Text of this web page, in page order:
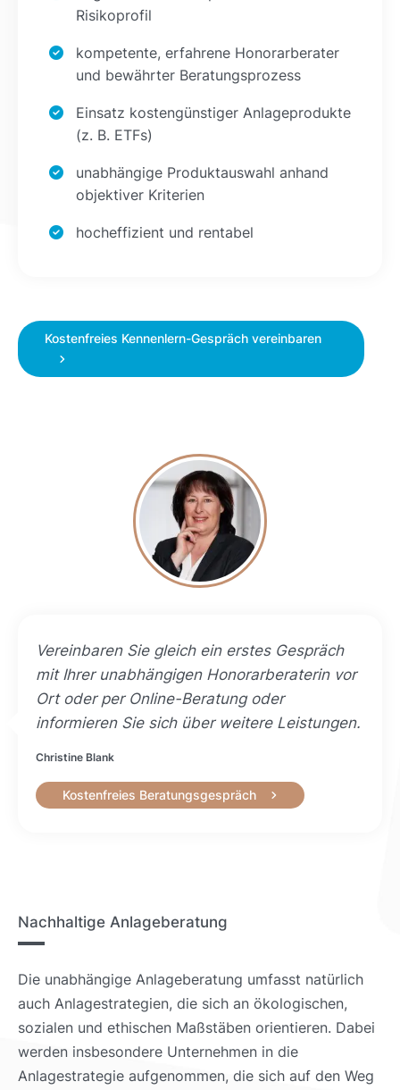
Risikoprofil
kompetente, erfahrene Honorarberater
und bewährter Beratungsprozess
Einsatz kostengünstiger Anlageprodukte
(z. B. ETFs)
unabhängige Produktauswahl anhand
objektiver Kriterien
hocheffizient und rentabel
Kostenfreies Kennenlern-Gespräch vereinbaren
Vereinbaren Sie gleich ein erstes Gespräch
mit Ihrer unabhängigen Honorarberaterin vor
Ort oder per Online-Beratung oder
informieren Sie sich über weitere Leistungen.
Christine Blank
Kostenfreies Beratungsgespräch
Nachhaltige Anlageberatung
Die unabhängige Anlageberatung umfasst natürlich
auch Anlagestrategien, die sich an ökologischen,
sozialen und ethischen Maßstäben orientieren. Dabei
werden insbesondere Unternehmen in die
Anlagestrategie aufgenommen, die sich auf den Weg